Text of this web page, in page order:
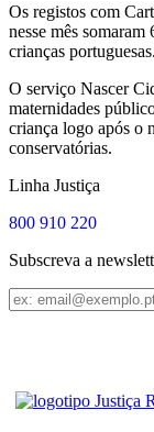
Os registos com
nesse mês
crianças portuguesas.
O serviço Nascer
maternidades
criança logo após o
conservatórias.
Linha Justiça
800 910 220
Subscreva a